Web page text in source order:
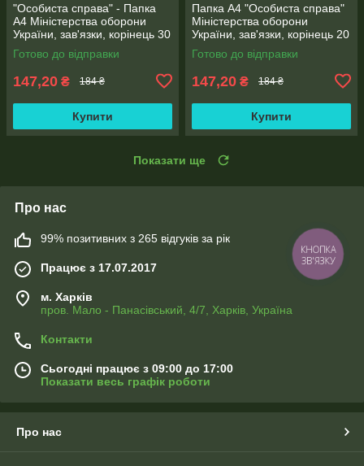
"Особиста справа" - Папка
А4 Міністерства оборони
України, зав'язки, корінець 30
мм, матове PP-покриття
Готово до відправки
147,20 ₴ 184 ₴
Купити
Папка А4 "Особиста справа"
Міністерства оборони
України, зав'язки, корінець 20
мм, матове PP-покриття
Готово до відправки
147,20 ₴ 184 ₴
Купити
Показати ще
Про нас
99% позитивних з 265 відгуків за рік
Працює з 17.07.2017
м. Харків
пров. Мало - Панасівський, 4/7, Харків, Україна
Контакти
Сьогодні працює з 09:00 до 17:00
Показати весь графік роботи
Про нас
КНОПКА
ЗВ'ЯЗКУ